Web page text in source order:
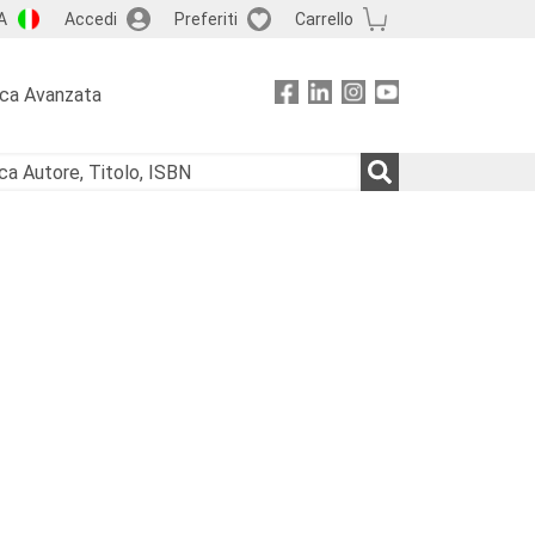
Accedi Preferiti Carrello
Avanzata